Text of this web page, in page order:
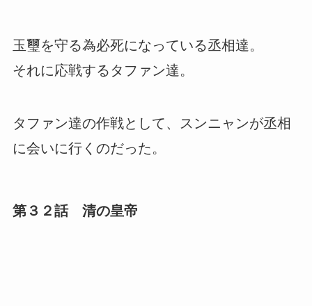
玉璽を守る為必死になっている丞相達。
それに応戦するタファン達。
タファン達の作戦として、スンニャンが丞相
に会いに行くのだった。
第３２話 清の皇帝